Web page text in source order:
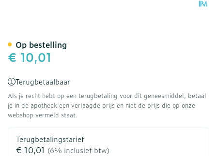
€ 10,01
Terugbetaalbaar
Als je recht hebt op een terugbetaling voor dit geneesmiddel, betaal
je in de apotheek een verlaagde prijs en niet de prijs die op onze
webshop vermeld staat.
Terugbetalingstarief
€ 10,01 (6% inclusief btw)
Op bestelling